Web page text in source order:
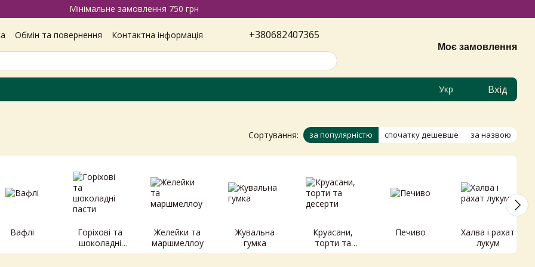
Мінімальне замовлення 750 грн
Обмін та повернення
Контактна інформація
+380682407365
Моє замовлення
Укр Вхід
Сортування: за популярністю спочатку дешевше за назвою
Вафлі
Горіхові та
шоколадні
пасти
Желейки та
маршмеллоу
Жувальна
гумка
Круасани,
торти та
десерти
Печиво
Халва і рахат
лукум